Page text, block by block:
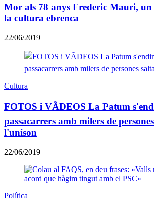
Mor als 78 anys Frederic Mauri, un
la cultura ebrenca
22/06/2019
Cultura
FOTOS i VÃDEOS La Patum
passacarrers amb milers de
l'uníson
22/06/2019
Política